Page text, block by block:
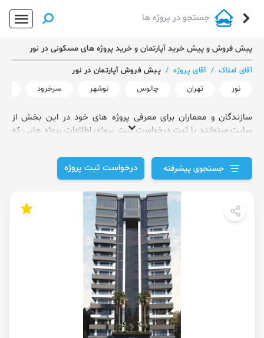
پیش فروش و پیش خرید آپارتمان و خرید پروژه های مسکونی در نور
آقای املاک / آقای پروژه / پیش فروش آپارتمان در نور
نور
تهران چالوس نوشهر سرخرود
سازندگان و معماران برای معرفی پروژه های خود در این بخش از
سایت میتوانند با ثبت درخواست ثبت پروژه، اطلاعات پروژه هایی که
جستجوی پیشرفته درخواست ثبت پروژه